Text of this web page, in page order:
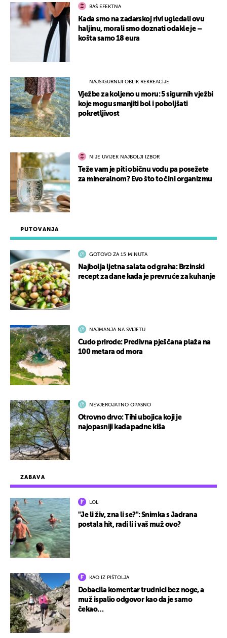
ZABAVA
LOL
"Je li živ, zna li se?": Snimka s Jadrana
postala hit, radi li i vaš muž ovo?
KAO IZ PIŠTOLJA
Dobacila komentar trudnici bez noge, a
muž ispalio odgovor kao da je samo
čekao…
PUTOVANJA
GOTOVO ZA 15 MINUTA
Najbolja ljetna salata od graha: Brzinski
recept za dane kada je prevruće za kuhanje
NAJMANJA NA SVIJETU
Čudo prirode: Predivna pješčana plaža na
100 metara od mora
NEVJEROJATNO OPASNO
Otrovno drvo: Tihi ubojica koji je
najopasniji kada padne kiša
BAŠ EFEKTNA
Kada smo na zadarskoj rivi ugledali ovu
haljinu, morali smo doznati odakle je –
košta samo 18 eura
NAJSIGURNIJI OBLIK REKREACIJE
Vježbe za koljeno u moru: 5 sigurnih vježbi
koje mogu smanjiti bol i poboljšati
pokretljivost
NIJE UVIJEK NAJBOLJI IZBOR
Teže vam je piti običnu vodu pa posežete
za mineralnom? Evo što to čini organizmu